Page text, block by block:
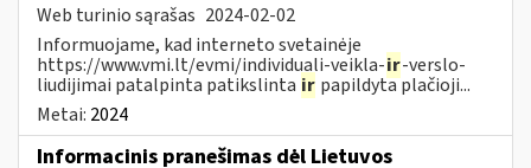
Web turinio sąrašas 2024-02-02
Informuojame, kad interneto svetainėje
https://www.vmi.lt/evmi/individuali-veikla-ir-verslo-
liudijimai patalpinta patikslinta ir papildyta plačioji...
Metai: 2024
Informacinis pranešimas dėl Lietuvos